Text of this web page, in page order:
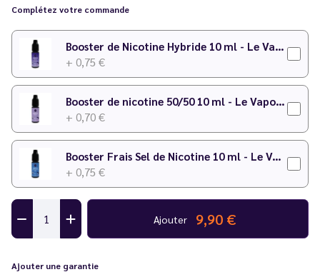
Complétez votre commande
Booster de Nicotine Hybride 10 ml - Le Vapoteur Discount
+ 0,75 €
Booster de nicotine 50/50 10 ml - Le Vapoteur Discount
+ 0,70 €
Booster Frais Sel de Nicotine 10 ml - Le Vapoteur Discount
+ 0,75 €
Ajouter 9,90 €
Ajouter une garantie